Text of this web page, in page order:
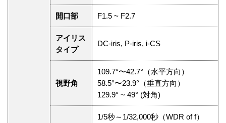
開口部 F1.5 ~ F2.7
アイリス
タイプ
DC-iris, P-iris, i-CS
視野角
109.7°〜42.7°（水平方向）
58.5°〜23.9°（垂直方向）
129.9° ~ 49° (対角)
1/5秒～1/32,000秒（WDR of f）